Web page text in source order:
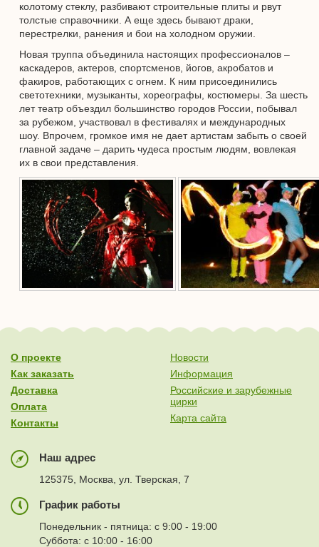
колотому стеклу, разбивают строительные плиты и рвут
толстые справочники. А еще здесь бывают драки,
перестрелки, ранения и бои на холодном оружии.
Новая труппа объединила настоящих профессионалов –
каскадеров, актеров, спортсменов, йогов, акробатов и
факиров, работающих с огнем. К ним присоединились
светотехники, музыканты, хореографы, костюмеры. За шесть
лет театр объездил большинство городов России, побывал
за рубежом, участвовал в фестивалях и международных
шоу. Впрочем, громкое имя не дает артистам забыть о своей
главной задаче – дарить чудеса простым людям, вовлекая
их в свои представления.
О проекте
Как заказать
Доставка
Оплата
Контакты
Новости
Информация
Российские и зарубежные
цирки
Карта сайта
Наш адрес
125375, Москва, ул. Тверская, 7
График работы
Понедельник - пятница: с 9:00 - 19:00
Суббота: с 10:00 - 16:00